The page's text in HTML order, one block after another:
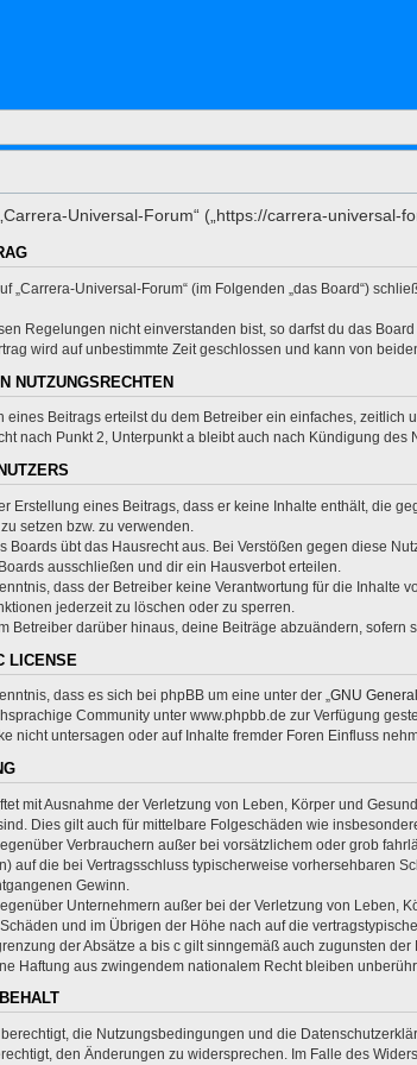
Universal-Forum“ („https://carrera-
„Carrera-Universal-Forum“ (im Folgenden „das Board“)
Regelungen nicht einverstanden bist, so darfst du das
wird auf unbestimmte Zeit geschlossen und kann von
NUTZUNGSRECHTEN
eines Beitrags erteilst du dem Betreiber ein einfaches,
nach Punkt 2, Unterpunkt a bleibt auch nach Kündigung des
Erstellung eines Beitrags, dass er keine Inhalte enthält, die
setzen bzw. zu verwenden.
Boards übt das Hausrecht aus. Bei Verstößen gegen diese
ausschließen und dir ein Hausverbot erteilen.
dass der Betreiber keine Verantwortung für die Inhalte
jederzeit zu löschen oder zu sperren.
Betreiber darüber hinaus, deine Beiträge abzuändern,
LICENSE
dass es sich bei phpBB um eine unter der „GNU
Community unter www.phpbb.de zur Verfügung
nicht untersagen oder auf Inhalte fremder Foren Einfluss
mit Ausnahme der Verletzung von Leben, Körper und
Dies gilt auch für mittelbare Folgeschäden wie
Verbrauchern außer bei vorsätzlichem oder grob
auf die bei Vertragsschluss typischerweise vorhersehbaren
Gewinn.
Unternehmern außer bei der Verletzung von Leben,
und im Übrigen der Höhe nach auf die
der Absätze a bis c gilt sinngemäß auch zugunsten
Haftung aus zwingendem nationalem Recht bleiben
die Nutzungsbedingungen und die
den Änderungen zu widersprechen. Im Falle des